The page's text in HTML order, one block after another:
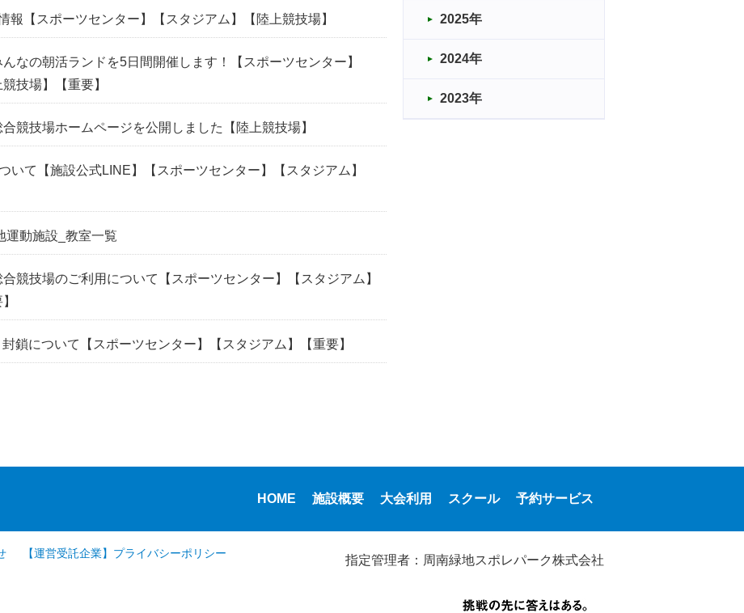
報 【スポーツセンター】 【スタジアム】 【陸上競技場】
んなの朝活ランドを5日間開催します！
【スポーツセンター】
競技場】 【重要】
競技場ホームページを公開しました 【陸上競技場】
いて【施設公式LINE】 【スポーツセンター】
【スタジアム】
運動施設_教室一覧
競技場のご利用について 【スポーツセンター】
【スタジアム】
鎖について 【スポーツセンター】 【スタジアム】 【重要】
2025年
2024年
2023年
HOME 施設概要 大会利用 スクール 予約サービス
【運営受託企業】 プライバシーポリシー 指定管理者：周南緑地スポレパーク株式会社